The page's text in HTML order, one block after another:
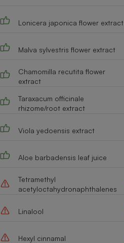
Lonicera japonica flower extract
Malva sylvestris flower extract
Chamomilla recutita flower
extract
Taraxacum officinale
rhizome/root extract
Viola yedoensis extract
Aloe barbadensis leaf juice
Tetramethyl
acetyloctahydronaphthalenes
Linalool
Hexyl cinnamal